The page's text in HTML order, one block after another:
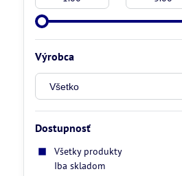
Výrobca
Dostupnosť
Všetky produkty
Iba skladom